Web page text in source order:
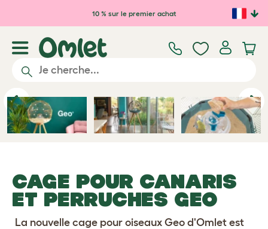
Passer au contenu principal
10 % sur le premier achat
Previous
CAGE POUR CANARIS
ET PERRUCHES GEO
La nouvelle cage pour oiseaux Geo d'Omlet est